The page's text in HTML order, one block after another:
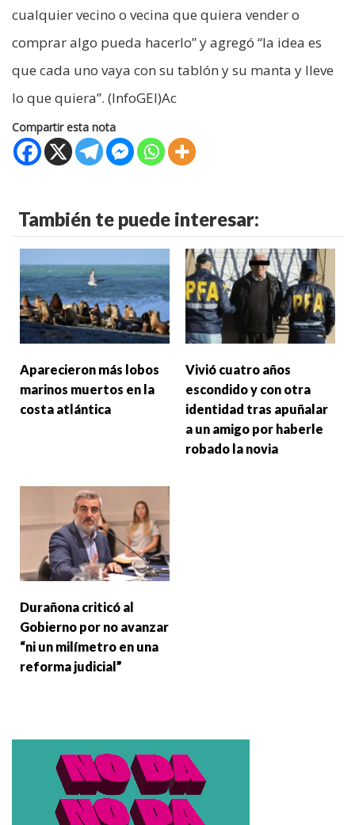
cualquier vecino o vecina que quiera vender o
comprar algo pueda hacerlo” y agregó “la idea es
que cada uno vaya con su tablón y su manta y lleve
lo que quiera”. (InfoGEI)Ac
Compartir esta nota
También te puede interesar:
Aparecieron más lobos
marinos muertos en la
costa atlántica
Vivió cuatro años
escondido y con otra
identidad tras apuñalar
a un amigo por haberle
robado la novia
Durañona criticó al
Gobierno por no avanzar
“ni un milímetro en una
reforma judicial”